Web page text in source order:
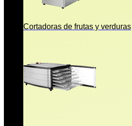
Cortadoras de frutas y verduras